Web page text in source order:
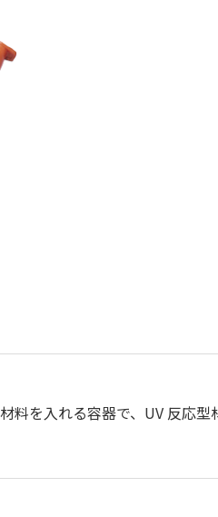
料を入れる容器で、UV 反応型